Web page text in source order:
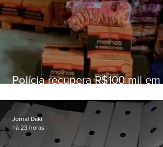
Polícia recupera R$100 mil em
Fluminense
Jornal Daki
há 23 horas